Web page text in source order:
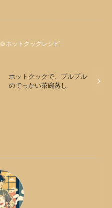
🍲ホットクックレシピ
ホットクックで、プルプル
のでっかい茶碗蒸し